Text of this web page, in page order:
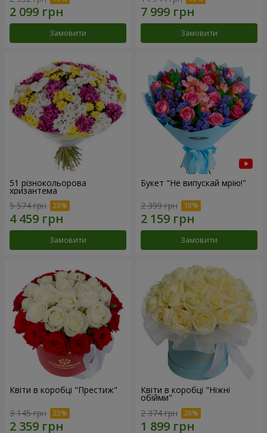
Замовити Замовити
51 різнокольорова
хризантема
5 574 грн
Замовити
Букет "Не випускай мрію!"
2 399 грн
Замовити
Квіти в коробці "Престиж"
3 145 грн
Квіти в коробці "Ніжні
обійми"
2 374 грн